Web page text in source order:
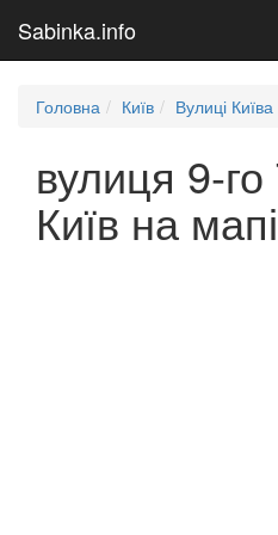
Sabinka.info
Головна Київ Вулиці Київа
вулиця 9-
Київ на мапі